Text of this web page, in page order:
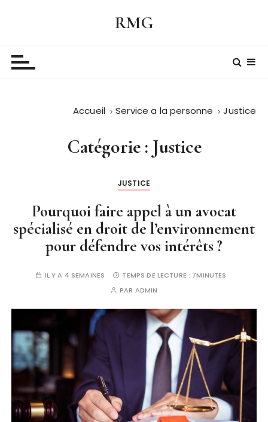
RMG
Accueil Service a la personne Justice
Catégorie : Justice
JUSTICE
Pourquoi faire appel à un avocat
spécialisé en droit de l’environnement
pour défendre vos intérêts ?
IL Y A 4 SEMAINES TEMPS DE LECTURE : 7MINUTES
PAR ADMIN